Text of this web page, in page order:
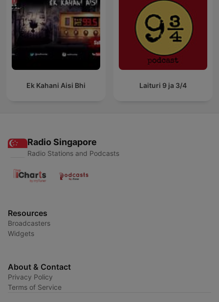
Ek Kahani Aisi Bhi Laituri 9 ja 3/4
Radio Singapore
Radio Stations and Podcasts
Resources
Broadcasters
Widgets
About & Contact
Privacy Policy
Terms of Service